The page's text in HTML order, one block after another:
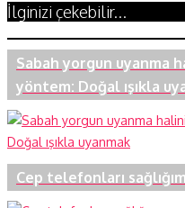
İlginizi çekebilir...
Sabah yorgun uyanma
yöntem: Doğal ışıkla
Cep telefonları